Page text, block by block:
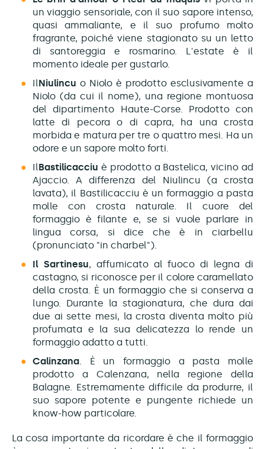
un viaggio sensoriale, con il suo sapore intenso,
quasi ammaliante, e il suo profumo molto
fragrante, poiché viene stagionato su un letto
di santoreggia e rosmarino. L'estate è il
momento ideale per gustarlo.
IlNiulincu o Niolo è prodotto esclusivamente a
Niolo (da cui il nome), una regione montuosa
del dipartimento Haute-Corse. Prodotto con
latte di pecora o di capra, ha una crosta
morbida e matura per tre o quattro mesi. Ha un
odore e un sapore molto forti.
IlBastilicacciu è prodotto a Bastelica, vicino ad
Ajaccio. A differenza del Niulincu (a crosta
lavata), il Bastilicacciu è un formaggio a pasta
molle con crosta naturale. Il cuore del
formaggio è filante e, se si vuole parlare in
lingua corsa, si dice che è in ciarbellu
(pronunciato "in charbel").
Il Sartinesu, affumicato al fuoco di legna di
castagno, si riconosce per il colore caramellato
della crosta. È un formaggio che si conserva a
lungo. Durante la stagionatura, che dura dai
due ai sette mesi, la crosta diventa molto più
profumata e la sua delicatezza lo rende un
formaggio adatto a tutti.
Calinzana. È un formaggio a pasta molle
prodotto a Calenzana, nella regione della
Balagne. Estremamente difficile da produrre, il
suo sapore potente e pungente richiede un
know-how particolare.
La cosa importante da ricordare è che il formaggio